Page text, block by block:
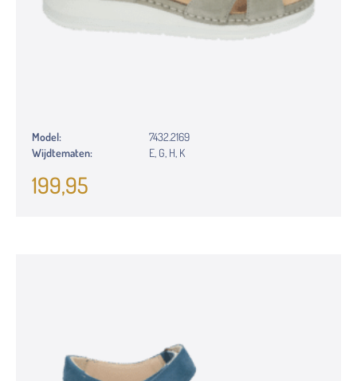
Model:
7432.2169
Wijdtematen:
E, G, H, K
199,95